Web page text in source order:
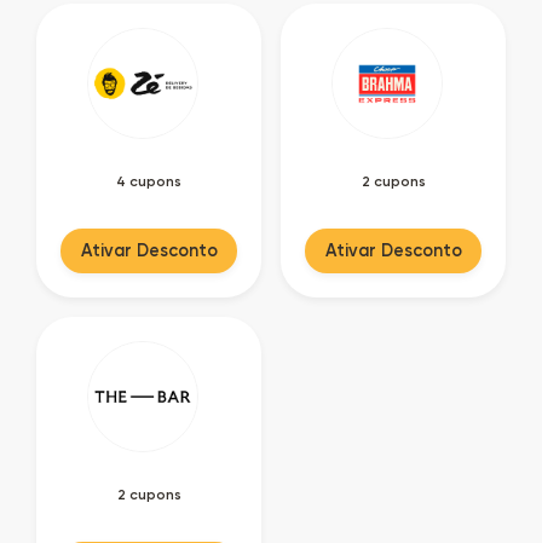
4 cupons
Ativar Desconto
2 cupons
Ativar Desconto
2 cupons